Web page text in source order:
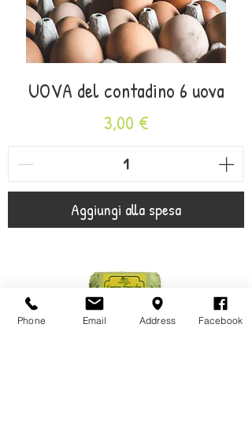
UOVA del contadino 6 uova
Prezzo
3,00 €
Aggiungi alla spesa
Phone Email Address Facebook